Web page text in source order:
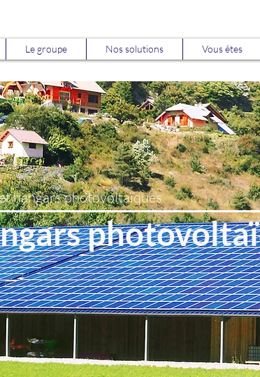
Le groupe Nos solutions Vous êtes
hangars photovoltaïques